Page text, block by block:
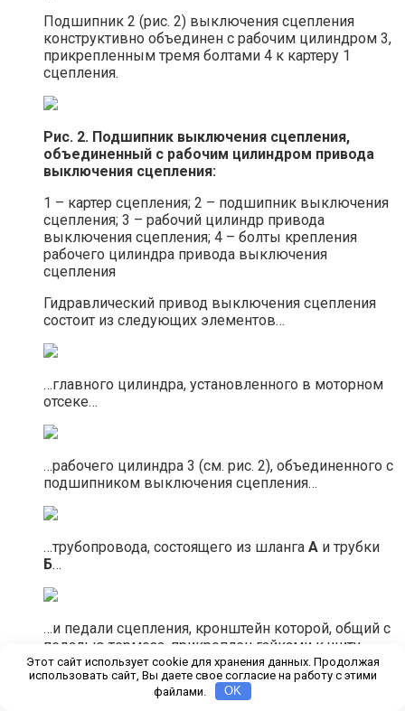
Подшипник 2 (рис. 2) выключения сцепления
конструктивно объединен с рабочим цилиндром 3,
прикрепленным тремя болтами 4 к картеру 1
сцепления.
Рис. 2. Подшипник выключения сцепления,
объединенный с рабочим цилиндром привода
выключения сцепления:
1 – картер сцепления; 2 – подшипник выключения
сцепления; 3 – рабочий цилиндр привода
выключения сцепления; 4 – болты крепления
рабочего цилиндра привода выключения
сцепления
Гидравлический привод выключения сцепления
состоит из следующих элементов…
…главного цилиндра, установленного в моторном
отсеке…
…рабочего цилиндра 3 (см. рис. 2), объединенного с
подшипником выключения сцепления…
…трубопровода, состоящего из шланга А и трубки
Б…
…и педали сцепления, кронштейн которой, общий с
педалью тормоза, прикреплен гайками к щиту
передка кузова.
Этот сайт использует cookie для хранения данных. Продолжая
использовать сайт, Вы даете свое согласие на работу с этими
файлами.
OK